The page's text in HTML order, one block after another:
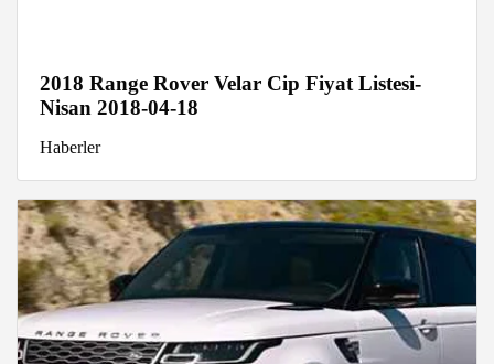
2018 Range Rover Velar Cip Fiyat Listesi-
Nisan 2018-04-18
Haberler